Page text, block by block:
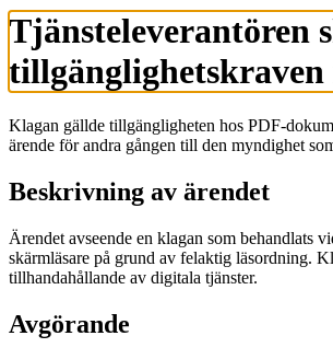
Tjänsteleverantören
Klagan gällde tillgängligheten hos PDF-
ärende för andra gången till den myndighet
Beskrivning av ärendet
Ärendet avseende en klagan som
skärmläsare på grund av felaktig läsordning.
tillhandahållande av digitala tjänster.
Avgörande